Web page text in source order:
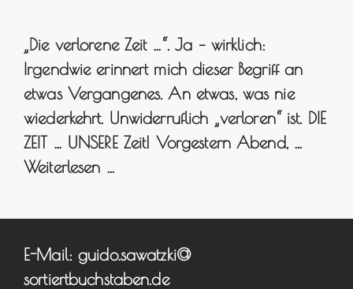
„Die verlorene Zeit …“. Ja – wirklich:
Irgendwie erinnert mich dieser Begriff an
etwas Vergangenes. An etwas, was nie
wiederkehrt. Unwiderruflich „verloren“ ist. DIE
ZEIT … UNSERE Zeit! Vorgestern Abend, …
Weiterlesen …
E-Mail: guido.sawatzki@
sortiertbuchstaben.de